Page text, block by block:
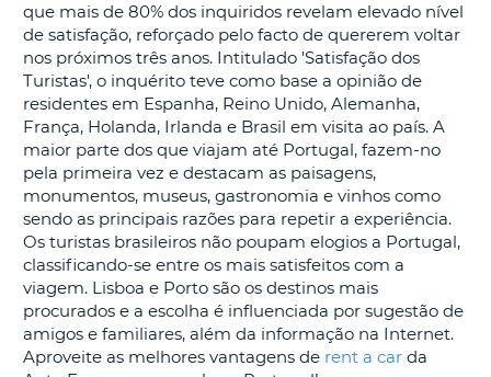
que mais de 80% dos inquiridos revelam elevado nível
de satisfação, reforçado pelo facto de quererem voltar
nos próximos três anos. Intitulado 'Satisfação dos
Turistas', o inquérito teve como base a opinião de
residentes em Espanha, Reino Unido, Alemanha,
França, Holanda, Irlanda e Brasil em visita ao país. A
maior parte dos que viajam até Portugal, fazem-no
pela primeira vez e destacam as paisagens,
monumentos, museus, gastronomia e vinhos como
sendo as principais razões para repetir a experiência.
Os turistas brasileiros não poupam elogios a Portugal,
classificando-se entre os mais satisfeitos com a
viagem. Lisboa e Porto são os destinos mais
procurados e a escolha é influenciada por sugestão de
amigos e familiares, além da informação na Internet.
Aproveite as melhores vantagens de rent a car da